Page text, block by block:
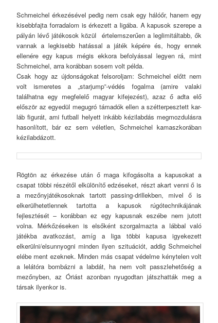
Schmeichel érkezésével pedig nem csak egy hálóőr, hanem egy
kisebbfajta forradalom is érkezett a ligába. A kapusok szerepe a
pályán lévő játékosok közül értelemszerűen a leglimitáltabb, ők
vannak a legkisebb hatással a játék képére és, hogy ennek
ellenére egy kapus mégis ekkora befolyással legyen rá, mint
Schmeichel, arra korábban sosem volt példa.
Csak hogy az újdonságokat felsoroljam: Schmeichel előtt nem
volt ismeretes a „starjump”-védés fogalma (amire valaki
találhatna egy megfelelő magyar kifejezést), azaz ő adta elő
először az egyedül megugró támadók ellen a szétterpesztett kar-
láb figurát, ami futball helyett inkább kézilabdás megmozdulásra
hasonlított, bár ez sem véletlen, Schmeichel kamaszkorában
kézilabdázott.
Rögtön az érkezése után ő maga kifogásolta a kapusokat a
csapat többi részétől elkülönítő edzéseket, részt akart venni ő is
a mezőnyjátékosoknak tartott passing-drillekben, mivel ő is
elkerülhetetlennek tartotta a kapusok rúgótechnikájának
fejlesztését – korábban ez egy kapusnak eszébe nem jutott
volna. Mérkőzéseken is elsőként szorgalmazta a lábbal való
játékba avatkozást, amíg a liga többi kapusa igyekezett
elkerülni/elsunnyogni minden ilyen szituációt, addig Schmeichel
elébe ment ezeknek. Minden más csapat védelme kénytelen volt
a lelátóra bombázni a labdát, ha nem volt passzlehetőség a
mezőnyben, az Óriást azonban nyugodtan játszhatták meg a
társak ilyenkor is.